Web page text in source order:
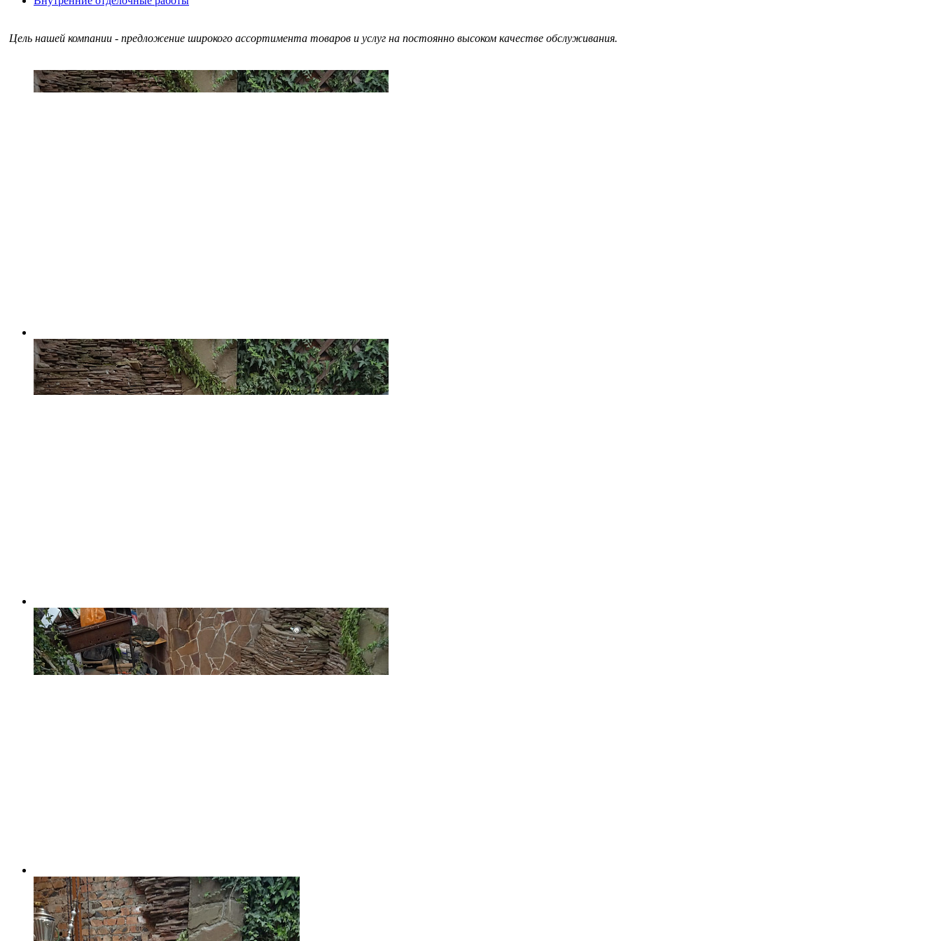
Цель нашей компании - предложение широкого ассортимента товаров и услуг на постоянно высоком качестве обслуживания.